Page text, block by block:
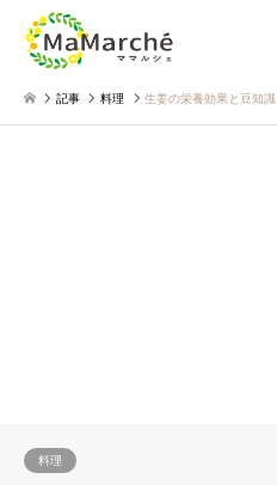
記事 料理 生姜の栄養効果と豆知
料理